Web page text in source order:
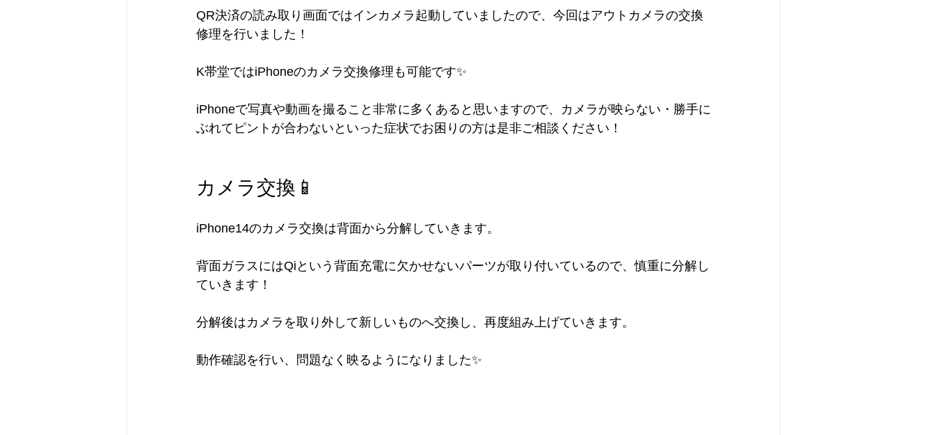
QR決済の読み取り画面ではインカメラ起動していましたので、今回はアウトカメラの交換
修理を行いました！
K帯堂ではiPhoneのカメラ交換修理も可能です✨
iPhoneで写真や動画を撮ること非常に多くあると思いますので、カメラが映らない・勝手に
ぶれてピントが合わないといった症状でお困りの方は是非ご相談ください！
カメラ交換📱
iPhone14のカメラ交換は背面から分解していきます。
背面ガラスにはQiという背面充電に欠かせないパーツが取り付いているので、慎重に分解し
ていきます！
分解後はカメラを取り外して新しいものへ交換し、再度組み上げていきます。
動作確認を行い、問題なく映るようになりました✨